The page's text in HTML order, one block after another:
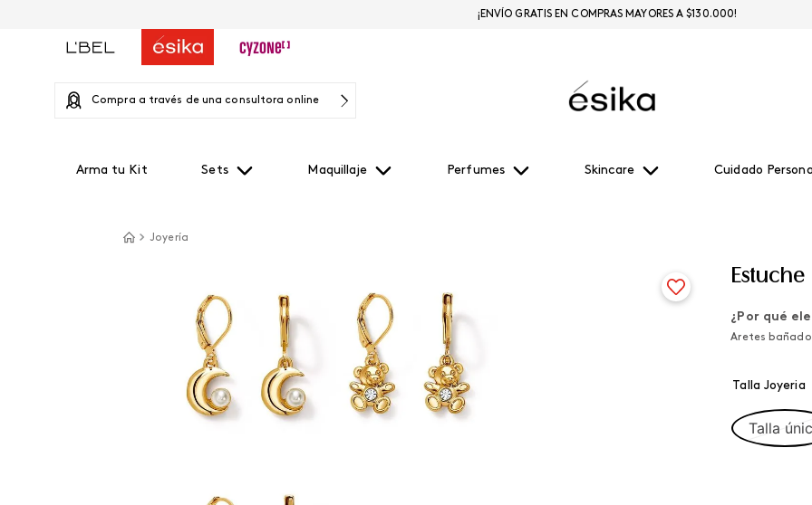
Compra a través de una consultora online
Arma tu Kit Sets Maquillaje Perfumes Skincare Cuidado
¡ENVÍO GRATIS EN COMPRAS MAYORES A $130.000!
Joyería
¿Por qué
Aretes
Talla Joyeria
Talla